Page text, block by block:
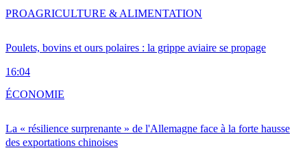
Poulets, bovins et ours polaires : la grippe aviaire se propage
16:04
PROAGRICULTURE & ALIMENTATION
La « résilience surprenante » de l'Allemagne face à la forte hausse
des exportations chinoises
ÉCONOMIE